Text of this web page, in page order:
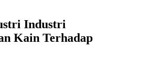
Industri
Kain Terhadap